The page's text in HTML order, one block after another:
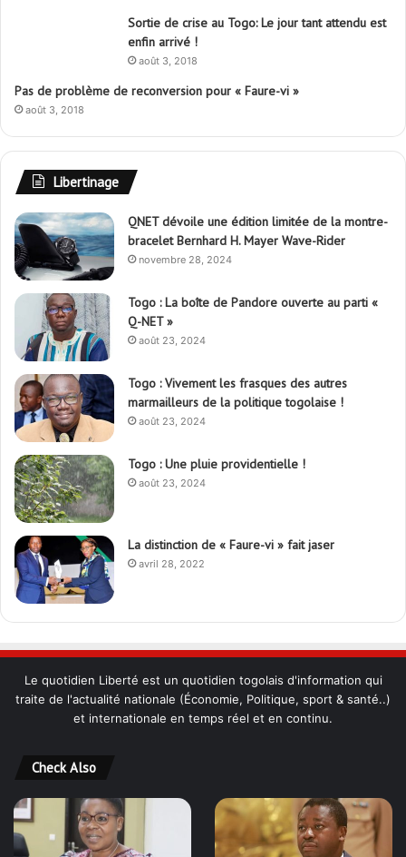
Sortie de crise au Togo: Le jour tant attendu est
enfin arrivé !
août 3, 2018
Pas de problème de reconversion pour « Faure-vi »
août 3, 2018
Libertinage
QNET dévoile une édition limitée de la montre-
bracelet Bernhard H. Mayer Wave-Rider
novembre 28, 2024
Togo : La boîte de Pandore ouverte au parti «
Q-NET »
août 23, 2024
Togo : Vivement les frasques des autres
marmailleurs de la politique togolaise !
août 23, 2024
Togo : Une pluie providentielle !
août 23, 2024
La distinction de « Faure-vi » fait jaser
avril 28, 2022
Le quotidien Liberté est un quotidien togolais d'information qui
traite de l'actualité nationale (Économie, Politique, sport & santé..)
et internationale en temps réel et en continu.
Check Also